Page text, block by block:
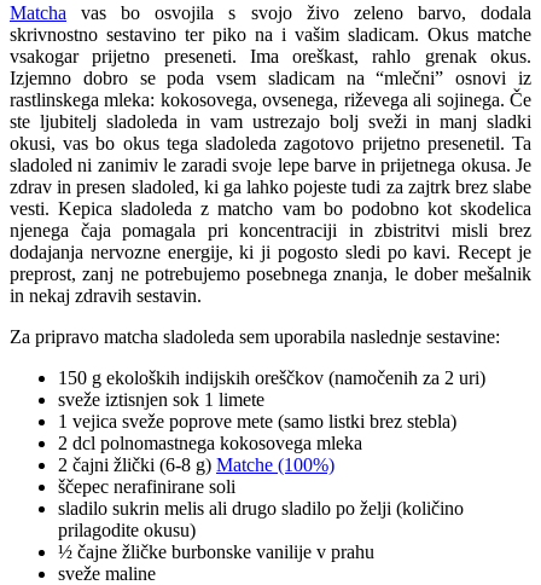
Matcha vas bo osvojila s svojo živo zeleno barvo, dodala
skrivnostno sestavino ter piko na i vašim sladicam. Okus matche
vsakogar prijetno preseneti. Ima oreškast, rahlo grenak okus.
Izjemno dobro se poda vsem sladicam na “mlečni” osnovi iz
rastlinskega mleka: kokosovega, ovsenega, riževega ali sojinega. Če
ste ljubitelj sladoleda in vam ustrezajo bolj sveži in manj sladki
okusi, vas bo okus tega sladoleda zagotovo prijetno presenetil. Ta
sladoled ni zanimiv le zaradi svoje lepe barve in prijetnega okusa. Je
zdrav in presen sladoled, ki ga lahko pojeste tudi za zajtrk brez slabe
vesti. Kepica sladoleda z matcho vam bo podobno kot skodelica
njenega čaja pomagala pri koncentraciji in zbistritvi misli brez
dodajanja nervozne energije, ki ji pogosto sledi po kavi. Recept je
preprost, zanj ne potrebujemo posebnega znanja, le dober mešalnik
in nekaj zdravih sestavin.
Za pripravo matcha sladoleda sem uporabila naslednje sestavine:
150 g ekoloških indijskih oreščkov (namočenih za 2 uri)
sveže iztisnjen sok 1 limete
1 vejica sveže poprove mete (samo listki brez stebla)
2 dcl polnomastnega kokosovega mleka
2 čajni žlički (6-8 g) Matche (100%)
ščepec nerafinirane soli
sladilo sukrin melis ali drugo sladilo po želji (količino
prilagodite okusu)
½ čajne žličke burbonske vanilije v prahu
sveže maline